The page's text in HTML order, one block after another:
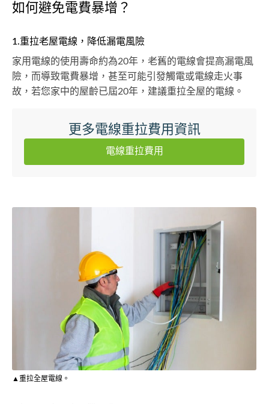
如何避免電費暴增？
1.重拉老屋電線，降低漏電風險
家用電線的使用壽命約為20年，老舊的電線會提高漏電風
險，而導致電費暴增，甚至可能引發觸電或電線走火事
故，若您家中的屋齡已屆20年，建議重拉全屋的電線。
更多電線重拉費用資訊
電線重拉費用
▲重拉全屋電線。